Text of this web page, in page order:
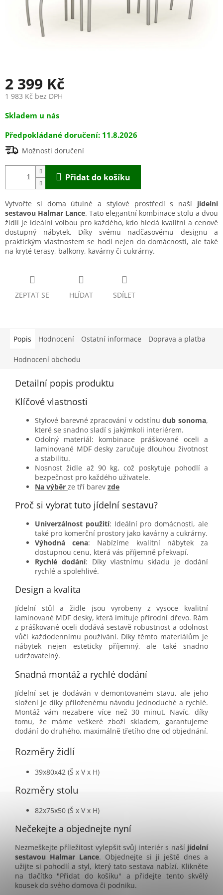
2 399 Kč
1 983 Kč bez DPH
Měrná
cena:
Skladem u nás
11.8.2026
Možnosti doručení
Přidat do košíku
Vytvořte si doma útulné a stylové prostředí s naší jídelní
sestavou Halmar Lance. Tato elegantní kombinace stolu a dvou
židlí je ideální volbou pro každého, kdo hledá kvalitní a cenově
dostupný nábytek. Díky svému nadčasovému designu a
praktickým vlastnostem se hodí nejen do domácností, ale také
na kryté terasy, balkony, kavárny či cukrárny.
ZEPTAT SE HLÍDAT SDÍLET
Popis Hodnocení Ostatní informace Doprava a platba
Hodnocení obchodu
Detailní popis produktu
Klíčové vlastnosti
Stylové barevné zpracování v odstínudub sonoma,
které se snadno sladí s jakýmkoli interiérem.
Odolný materiál: kombinace práškované oceli a
laminované MDF desky zaručuje dlouhou životnost
a stabilitu.
Nosnost židle až 90 kg, což poskytuje pohodlí a
bezpečnost pro každého uživatele.
Na výběr ze tří barev zde
Proč si vybrat tuto jídelní sestavu?
Univerzálnost použití: Ideální pro domácnosti, ale
také pro komerční prostory jako kavárny a cukrárny.
Výhodná cena: Nabízíme kvalitní nábytek za
dostupnou cenu, která vás příjemně překvapí.
Rychlé dodání: Díky vlastnímu skladu je dodání
rychlé a spolehlivé.
Design a kvalita
Jídelní stůl a židle jsou vyrobeny z vysoce kvalitní
laminované MDF desky, která imituje přírodní dřevo. Rám
z práškované oceli dodává sestavě robustnost a odolnost
vůči každodennímu používání. Díky těmto materiálům je
nábytek nejen esteticky příjemný, ale také snadno
udržovatelný.
Snadná montáž a rychlé dodání
Jídelní set je dodáván v demontovaném stavu, ale jeho
složení je díky přiloženému návodu jednoduché a rychlé.
Montáž vám nezabere více než 30 minut. Navíc, díky
tomu, že máme veškeré zboží skladem, garantujeme
dodání do druhého, maximálně třetího dne od objednání.
Rozměry židlí
39x80x42 (Š x V x H)
Rozměry stolu
82x75x50 (Š x V x H)
Nečekejte a objednejte nyní
Nezmeškejte příležitost vylepšit svůj interiér s naší jídelní
sestavou Halmar Lance. Objednejte si ji ještě dnes a
užijte si pohodlí a styl, který tato sestava nabízí. Klikněte
na tlačítko "Přidat do košíku" a přidejte tento skvělý
kousek do svého domova či podniku.